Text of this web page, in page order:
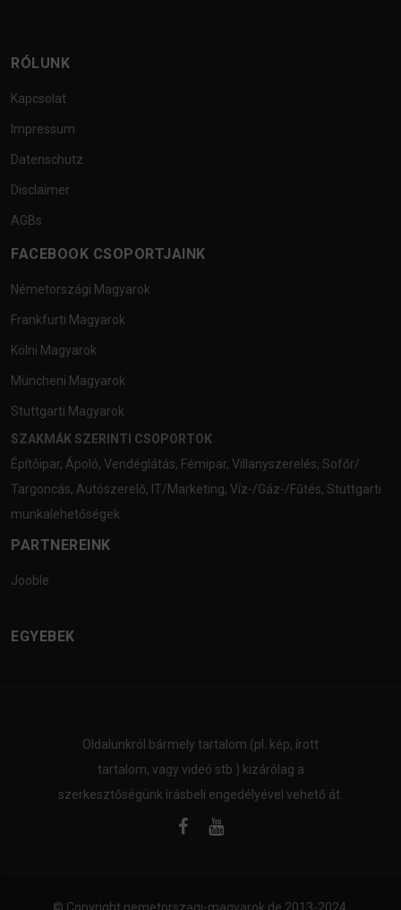
RÓLUNK
Kapcsolat
Impressum
Datenschutz
Disclaimer
AGBs
FACEBOOK CSOPORTJAINK
Németországi Magyarok
Frankfurti Magyarok
Kölni Magyarok
Müncheni Magyarok
Stuttgarti Magyarok
SZAKMÁK SZERINTI CSOPORTOK
Építőipar, Ápoló, Vendéglátás, Fémipar, Villanyszerelés, Sofőr/
Targoncás, Autószerelő, IT/Marketing, Víz-/Gáz-/Fűtés, Stuttgarti
munkalehetőségek
PARTNEREINK
Jooble
EGYEBEK
Oldalunkról bármely tartalom (pl. kép, írott
tartalom, vagy videó stb.) kizárólag a
szerkesztőségünk írásbeli engedélyével vehető át.
© Copyright nemetorszagi-magyarok.de 2013-2024.